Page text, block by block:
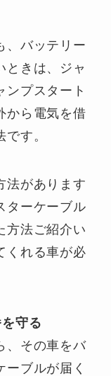
、バッテリー
ときは、ジャ
ンプスタート
から電気を借
す。
法があります
ターケーブル
方法ご紹介い
くれる車が必
守る
、その車をバ
ーブルが届く